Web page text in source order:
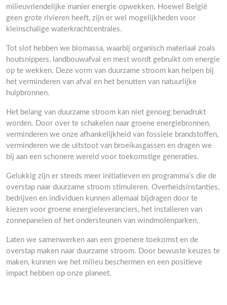
milieuvriendelijke manier energie opwekken. Hoewel België
geen grote rivieren heeft, zijn er wel mogelijkheden voor
kleinschalige waterkrachtcentrales.
Tot slot hebben we biomassa, waarbij organisch materiaal zoals
houtsnippers, landbouwafval en mest wordt gebruikt om energie
op te wekken. Deze vorm van duurzame stroom kan helpen bij
het verminderen van afval en het benutten van natuurlijke
hulpbronnen.
Het belang van duurzame stroom kan niet genoeg benadrukt
worden. Door over te schakelen naar groene energiebronnen,
verminderen we onze afhankelijkheid van fossiele brandstoffen,
verminderen we de uitstoot van broeikasgassen en dragen we
bij aan een schonere wereld voor toekomstige generaties.
Gelukkig zijn er steeds meer initiatieven en programma’s die de
overstap naar duurzame stroom stimuleren. Overheidsinstanties,
bedrijven en individuen kunnen allemaal bijdragen door te
kiezen voor groene energieleveranciers, het installeren van
zonnepanelen of het ondersteunen van windmolenparken.
Laten we samenwerken aan een groenere toekomst en de
overstap maken naar duurzame stroom. Door bewuste keuzes te
maken, kunnen we het milieu beschermen en een positieve
impact hebben op onze planeet.